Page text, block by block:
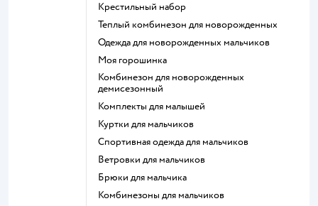
Крестильный набор
Теплый комбинезон для новорожденных
Одежда для новорожденных мальчиков
Моя горошинка
Комбинезон для новорожденных
демисезонный
Комплекты для малышей
Куртки для мальчиков
Спортивная одежда для мальчиков
Ветровки для мальчиков
Брюки для мальчика
Комбинезоны для мальчиков